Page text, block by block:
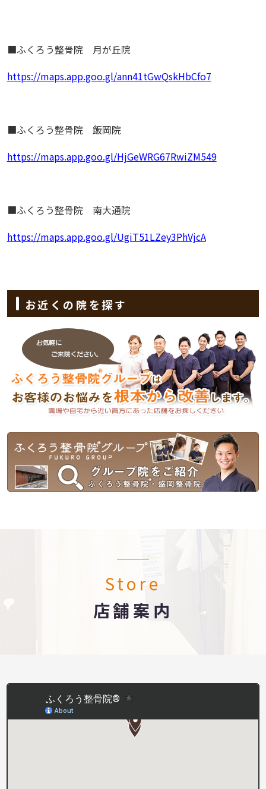
■ふくろう整骨院 月が丘院
https://maps.app.goo.gl/ann41tGwQskHbCfo7
■ふくろう整骨院 飯岡院
https://maps.app.goo.gl/HjGeWRG67RwiZM549
■ふくろう整骨院 南大通院
https://maps.app.goo.gl/UgiT51LZey3PhVjcA
お近くの院を探す
Store
店舗案内